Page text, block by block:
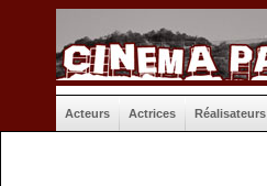
Acteurs Actrices Réalisateurs